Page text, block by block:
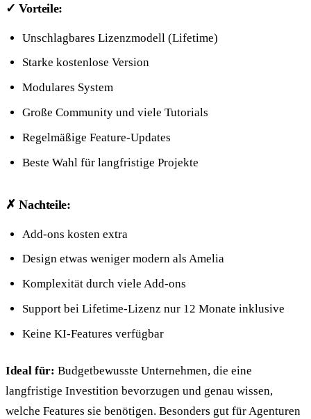
✓ Vorteile:
Unschlagbares Lizenzmodell (Lifetime)
Starke kostenlose Version
Modulares System
Große Community und viele Tutorials
Regelmäßige Feature-Updates
Beste Wahl für langfristige Projekte
✗ Nachteile:
Add-ons kosten extra
Design etwas weniger modern als Amelia
Komplexität durch viele Add-ons
Support bei Lifetime-Lizenz nur 12 Monate inklusive
Keine KI-Features verfügbar
Ideal für: Budgetbewusste Unternehmen, die eine
langfristige Investition bevorzugen und genau wissen,
welche Features sie benötigen. Besonders gut für Agenturen